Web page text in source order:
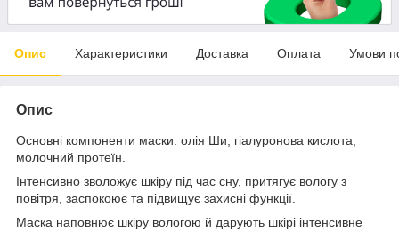
Опис Характеристики Доставка Оплата Умови
Опис
Основні компоненти маски: олія Ши, гіалуронова кислота,
молочний протеїн.
Інтенсивно зволожує шкіру під час сну, притягує вологу з
повітря, заспокоює та підвищує захисні функції.
Маска наповнює шкіру вологою й дарують шкірі інтенсивне